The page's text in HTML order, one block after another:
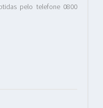
pelo telefone 0800